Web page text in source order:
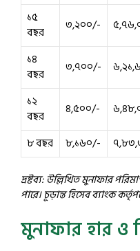
১৫
বছর
৩,২০০/-
১৪
বছর
৩,৭০০/-
১২
বছর
৪,৫০০/-
৮ বছর
৮,১৬০/-
দ্রষ্টব্য: উল্লিখিত মুনাফার
পারে। চূড়ান্ত হিসেব ব্যাংক
মুনাফার হার ও